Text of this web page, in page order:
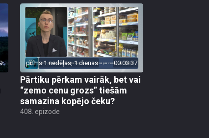
pirms 1 nedēļas, 1 dienas 00:03:37
Pārtiku pērkam vairāk, bet vai
“zemo cenu grozs” tiešām
samazina kopējo čeku?
408. epizode